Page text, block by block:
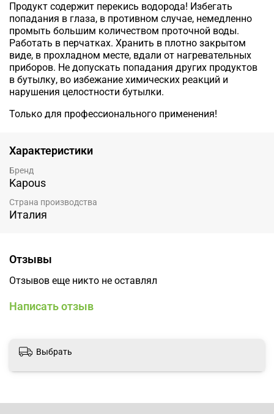
Продукт содержит перекись водорода! Избегать
попадания в глаза, в противном случае, немедленно
промыть большим количеством проточной воды.
Работать в перчатках. Хранить в плотно закрытом
виде, в прохладном месте, вдали от нагревательных
приборов. Не допускать попадания других продуктов
в бутылку, во избежание химических реакций и
нарушения целостности бутылки.
Только для профессионального применения!
Характеристики
Бренд
Kapous
Страна производства
Италия
Отзывы
Отзывов еще никто не оставлял
Написать отзыв
Выбрать